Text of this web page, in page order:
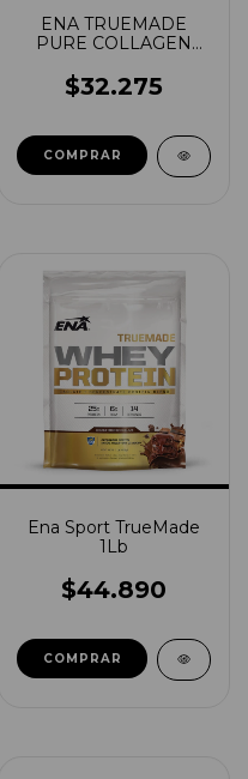
ENA TRUEMADE
PURE COLLAGEN
$32.275
COMPRAR
Ena Sport TrueMade
1Lb
$44.890
COMPRAR